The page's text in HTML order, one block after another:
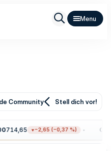
Community Stell dich vor!
714,65 −2,65 (−0,37 %) Gold